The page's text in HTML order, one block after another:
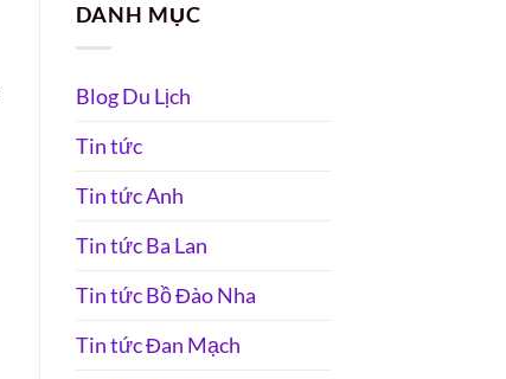
DANH MỤC
Blog Du Lịch
Tin tức
Tin tức Anh
Tin tức Ba Lan
Tin tức Bồ Đào Nha
Tin tức Đan Mạch